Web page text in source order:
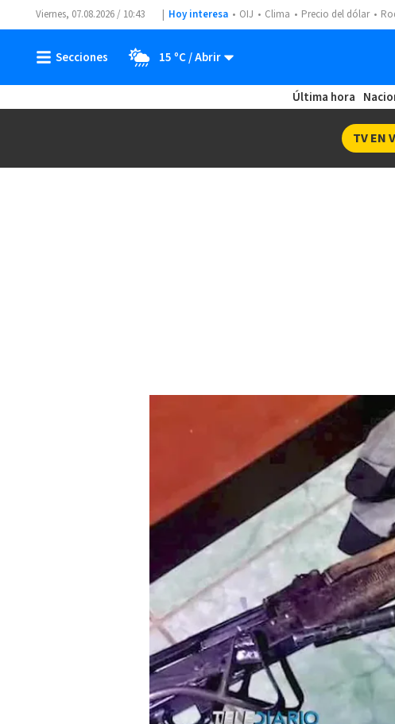
Viernes, 07.08.2026 / 10:43 Hoy interesa OIJ Clima Precio del dólar
15 ºC
Última hora
TV EN